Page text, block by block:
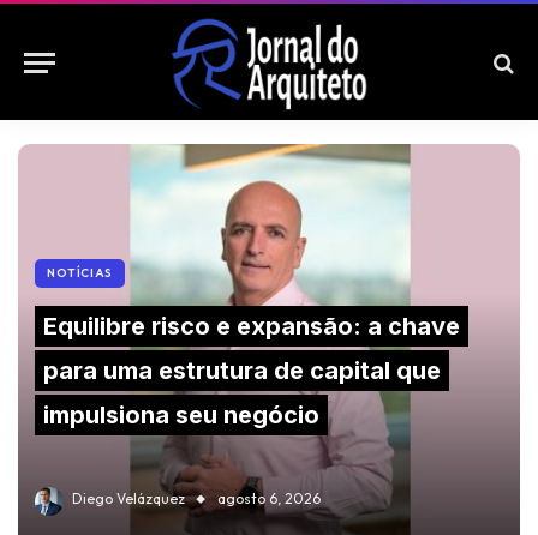
NOTÍCIAS
Equilibre risco e expansão: a chave
para uma estrutura de capital que
impulsiona seu negócio
Diego Velázquez agosto 6, 2026